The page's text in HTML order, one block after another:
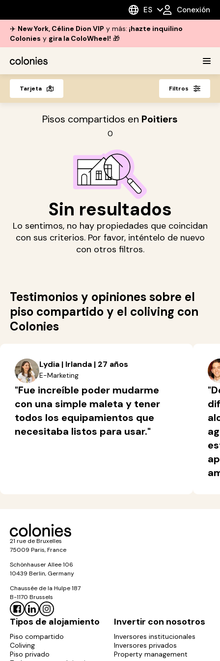
ES Conexión
✈️ New York, Céline Dion VIP y más: ¡hazte inquilino
Colonies y gira la ColoWheel! 🎁
Tarjeta Filtros
Pisos compartidos en Poitiers
0
Sin resultados
Lo sentimos, no hay propiedades que coincidan
con sus criterios. Por favor, inténtelo de nuevo
con otros filtros.
Testimonios y opiniones sobre el
piso compartido y el coliving con
Colonies
Lydia | Irlanda | 27 años
E-Marketing
"Fue increíble poder mudarme
con una simple maleta y tener
todos los equipamientos que
necesitaba listos para usar."
21 rue de Bruxelles
75009 Paris, France
Schönhauser Allee 106
10439 Berlin, Germany
Chaussée de la Hulpe 187
B-1170 Brussels
Tipos de alojamiento
Piso compartido
Coliving
Piso privado
Invertir con nosotros
Inversores institucionales
Inversores privados
Property management